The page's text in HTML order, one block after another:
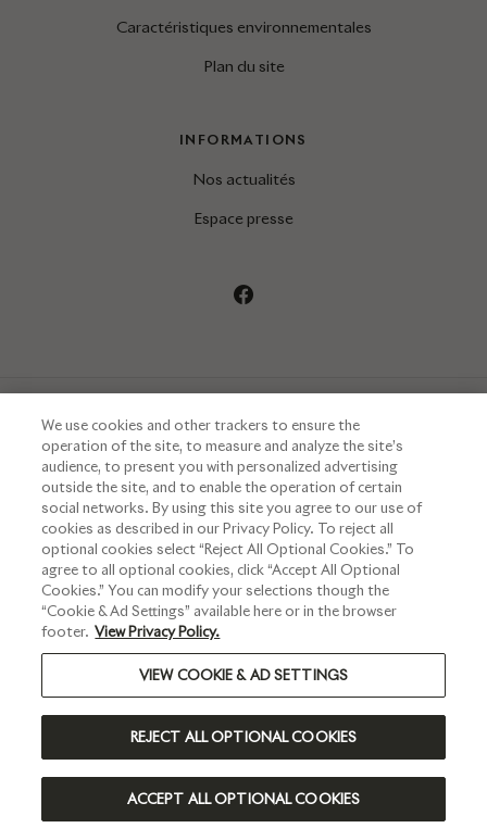
Caractéristiques environnementales
Plan du site
INFORMATIONS
Nos actualités
Espace presse
Interdiction de vente de boissons alcooliques aux mineurs de
moins de 18 ans. La preuve de majorité de l’acheteur est exigée au
moment de la vente en ligne
CODE DE LA SANTÉ PUBLIQUE.ART L.3342-1 ET L.3353-3
L'ABUS D’ALCOOL EST DANGEREUX POUR LA SANTÉ, À
CONSOMMER AVEC MODÉRATION
©2024 RUINART - TOUS DROITS RÉSERVÉS
FRANCE | FR
We use cookies and other trackers to ensure the
operation of the site, to measure and analyze the site’s
audience, to present you with personalized advertising
outside the site, and to enable the operation of certain
social networks. By using this site you agree to our use of
cookies as described in our Privacy Policy. To reject all
optional cookies select “Reject All Optional Cookies.” To
agree to all optional cookies, click “Accept All Optional
Cookies.” You can modify your selections though the
“Cookie & Ad Settings” available here or in the browser
footer. View Privacy Policy.
VIEW COOKIE & AD SETTINGS
REJECT ALL OPTIONAL COOKIES
ACCEPT ALL OPTIONAL COOKIES